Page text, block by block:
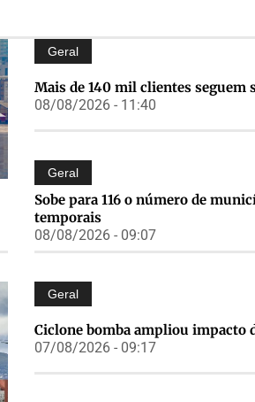
Geral
Mais de 140 mil clientes seguem
08/08/2026 - 11:40
Geral
Sobe para 116 o número de
temporais
08/08/2026 - 09:07
Geral
Ciclone bomba ampliou impacto
07/08/2026 - 09:17